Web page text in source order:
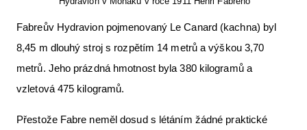
Fabreův Hydravion pojmenovaný Le Canard (kachna) byl
8,45 m dlouhý stroj s rozpětím 14 metrů a výškou 3,70
metrů. Jeho prázdná hmotnost byla 380 kilogramů a
vzletová 475 kilogramů.
Přestože Fabre neměl dosud s létáním žádné praktické